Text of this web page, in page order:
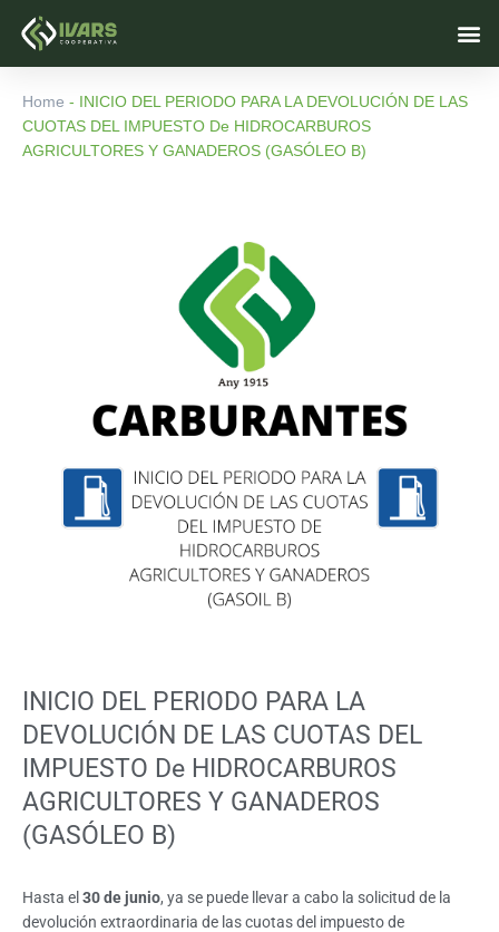
Home - INICIO DEL PERIODO PARA LA DEVOLUCIÓN DE LAS
CUOTAS DEL IMPUESTO De HIDROCARBUROS
AGRICULTORES Y GANADEROS (GASÓLEO B)
INICIO DEL PERIODO PARA LA
DEVOLUCIÓN DE LAS CUOTAS DEL
IMPUESTO De HIDROCARBUROS
AGRICULTORES Y GANADEROS
(GASÓLEO B)
Hasta el 30 de junio, ya se puede llevar a cabo la solicitud de la
devolución extraordinaria de las cuotas del impuesto de